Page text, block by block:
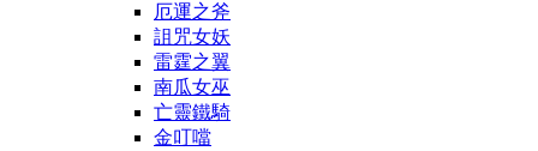
厄運之斧
詛咒女妖
雷霆之翼
南瓜女巫
亡靈鐵騎
金叮噹